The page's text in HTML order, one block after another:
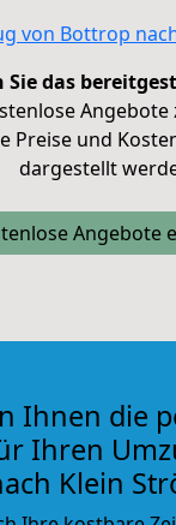
von Bottrop
das
Angebote
Preise und
dargestellt
Angebote
Ihnen die
Ihren
Klein